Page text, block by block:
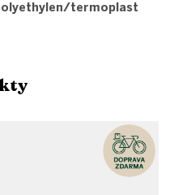
termoplast